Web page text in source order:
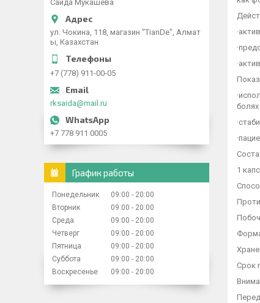
·
·
·
·
·
·
1
Срок
Саида Мукашева
ул. Чокина, 118, магазин "TianDe", Алмат
ы, Казахстан
+7 (778) 911-00-05
rksaida@mail.ru
+7 778 911 0005
График работы
Понедельник 09:00
20:00
Вторник
09:00
20:00
Среда
09:00
20:00
Четверг
09:00
20:00
Пятница
09:00
20:00
Суббота
09:00
20:00
Воскресенье
09:00 20:00